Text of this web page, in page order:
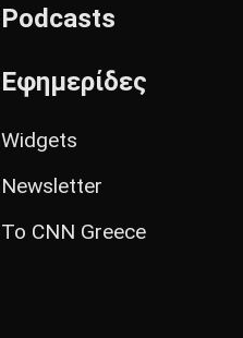
Podcasts
Εφημερίδες
Widgets
Newsletter
Το CNN Greece